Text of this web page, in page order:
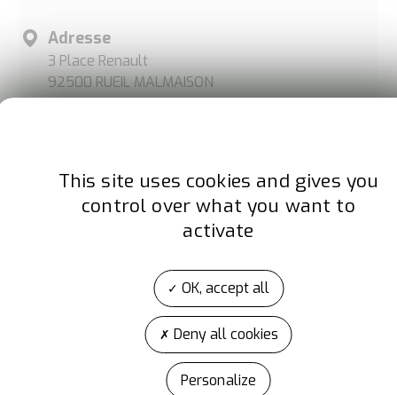
Adresse
3 Place Renault
92500 RUEIL MALMAISON
France
www.wilo.com/fr/fr/
Instagram
This site uses cookies and gives you
control over what you want to
activate
OK, accept all
Deny all cookies
Personalize